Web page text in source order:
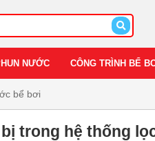
NƯỚC CÔNG TRÌNH BỂ
bể bơi
trong hệ thống